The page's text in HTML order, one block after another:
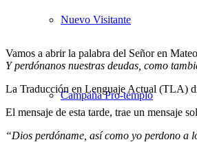
Nuevo Visitante
Campaña Pro-templo
Vamos a abrir la palabra del Señor en
Y perdónanos nuestras deudas, como
La Traducción en Lenguaje Actual (TLA)
El mensaje de esta tarde, trae un mensaje
“Dios perdóname, así como yo perdono a